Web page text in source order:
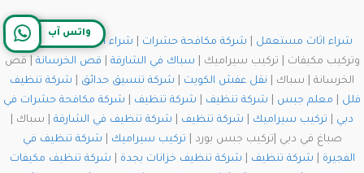
شراء اثاث مستعمل شركة مكافحة حشرات شراء اثاث مستعمل | فك
وتركيب مكيفات | تركيب سيراميك | سباك في الشارقة قص الخرسانة | قص
الخرسانة | سباك | نقل عفش الكويت شركة تنسيق حدائق
شركة تنظيف
فلل
معلم جبس شركة تنظيف شركة تنظيف
شركة مكافحة حشرات في
دبي
تركيب سيراميك شركة تنظيف شركة تنظيف في الشارقة | سباك |
صباغ في دبي |تركيب جبس بورد | تركيب سيراميك
شركة تنظيف في
الفجيرة
شركة تنظيف شركة تنظيف خزانات بجدة شركة تنظيف مكيفات
واتس آب